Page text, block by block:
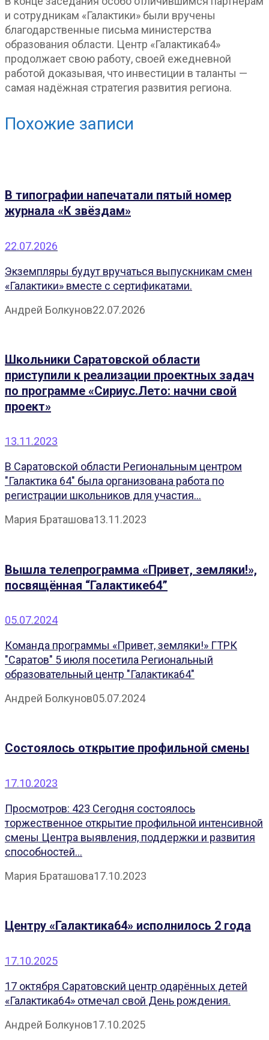
и сотрудникам «Галактики» были вручены
благодарственные письма министерства
образования области. Центр «Галактика64»
продолжает свою работу, своей ежедневной
работой доказывая, что инвестиции в таланты —
самая надёжная стратегия развития региона.
Похожие записи
В типографии напечатали пятый номер
журнала «К звёздам»
22.07.2026
Экземпляры будут вручаться выпускникам смен
«Галактики» вместе с сертификатами.
Андрей Болкунов22.07.2026
Школьники Саратовской области
приступили к реализации проектных задач
по программе «Сириус.Лето: начни свой
проект»
13.11.2023
В Саратовской области Региональным центром
"Галактика 64" была организована работа по
регистрации школьников для участия...
Мария Браташова13.11.2023
Вышла телепрограмма «Привет, земляки!»,
посвящённая “Галактике64”
05.07.2024
Команда программы «Привет, земляки!» ГТРК
"Саратов" 5 июля посетила Региональный
образовательный центр "Галактика64"
Андрей Болкунов05.07.2024
Состоялось открытие профильной смены
17.10.2023
Просмотров: 423 Сегодня состоялось
торжественное открытие профильной интенсивной
смены Центра выявления, поддержки и развития
способностей...
Мария Браташова17.10.2023
Центру «Галактика64» исполнилось 2 года
17.10.2025
17 октября Саратовский центр одарённых детей
«Галактика64» отмечал свой День рождения.
Андрей Болкунов17.10.2025